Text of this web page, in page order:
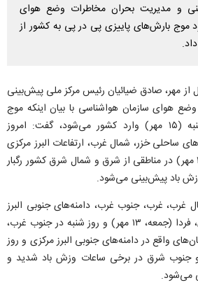
و مدیریت بحران مخاطرات وضع هوای
موج بارش‌های پاییزی پی در پی به کشور از
از مهر، صادق ضیائیان رئیس مرکز ملی پیش‌بینی
هوای سازمان هواشناسی با بیان اینکه موج
جدید بارش‌ها از روز یکشنبه (۱۵ مهر) وارد کشور می‌شود، گفت: امروز
استان‌های ساحلی خزر، شمال غرب، ارتفاعات البرز مرکزی
و شمال شرق و روز شنبه (۱۴ مهر) در مناطقی از شرق و شمال شرق کشور رگبار
باد پیش‌بینی می‌شود.
غرب، غرب، جنوب غرب، دامنه‌های جنوبی البرز
مرکزی و برخی مناطق مرکزی، فردا (جمعه، ۱۳ مهر) و روز شنبه در جنوب غرب،
واقع در دامنه‌های جنوبی البرز مرکزی و روز
شرق و جنوب شرق در برخی ساعات وزش باد شدید و
می‌شود.